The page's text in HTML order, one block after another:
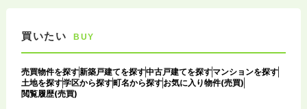
買いたい BUY
売買物件を探す新築戸建てを探す中古戸建てを探すマンションを探す
土地を探す学区から探す町名から探すお気に入り物件(売買)
閲覧履歴(売買)